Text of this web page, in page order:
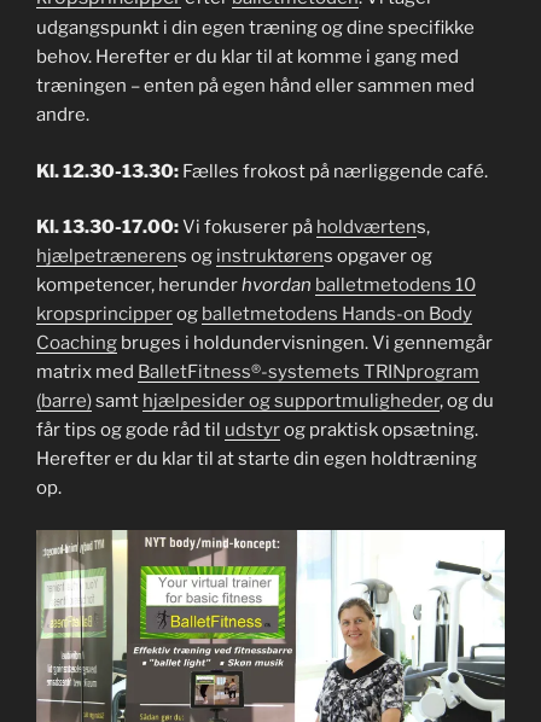
udgangspunkt i din egen træning og dine specifikke
behov. Herefter er du klar til at komme i gang med
træningen – enten på egen hånd eller sammen med
andre.
Kl. 12.30-13.30: Fælles frokost på nærliggende café.
Kl. 13.30-17.00:Vi fokuserer på holdværtens,
hjælpetrænerens og instruktørens opgaver og
kompetencer, herunderhvordan balletmetodens 10
kropsprincipperog balletmetodens Hands-on Body
Coaching bruges i holdundervisningen. Vi gennemgår
matrix med BalletFitness®-systemets TRINprogram
(barre)samt hjælpesider og supportmuligheder, og du
får tips og gode råd til udstyrog praktisk opsætning.
Herefter er du klar til at starte din egen holdtræning
op.